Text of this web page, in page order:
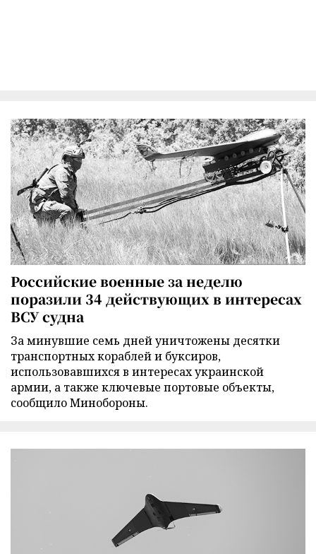
Российские военные за неделю
поразили 34 действующих в интересах
ВСУ судна
За минувшие семь дней уничтожены десятки
транспортных кораблей и буксиров,
использовавшихся в интересах украинской
армии, а также ключевые портовые объекты,
сообщило Минобороны.